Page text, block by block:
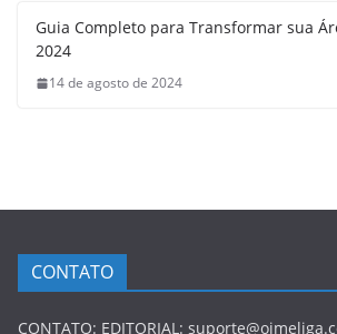
Guia Completo para Transformar sua
2024
14 de agosto de 2024
CONTATO
CONTATO: EDITORIAL: